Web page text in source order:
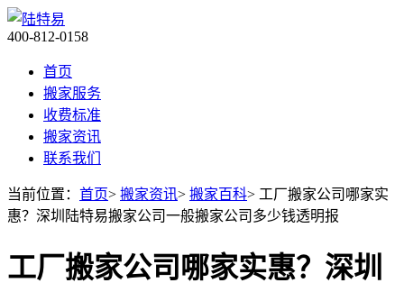
400-812-0158
首页
搬家服务
收费标准
搬家资讯
联系我们
当前位置： 首页> 搬家资讯> 搬家百科> 工厂搬家公司哪家实
惠？深圳陆特易搬家公司一般搬家公司多少钱透明报
工厂搬家公司哪家实惠？深圳